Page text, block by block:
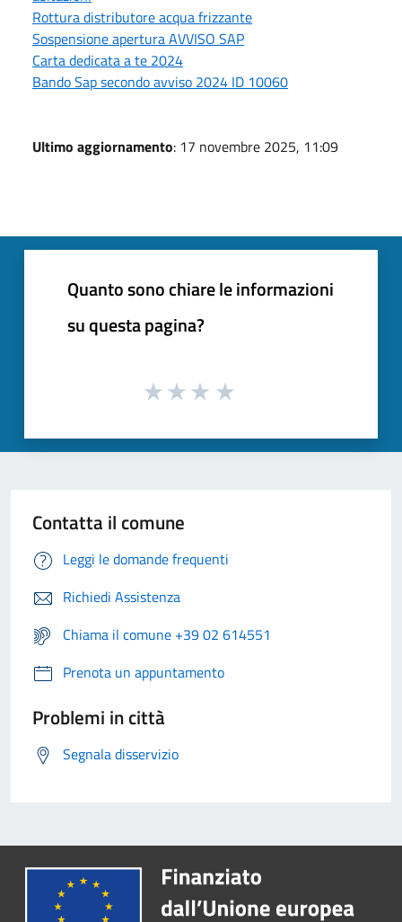
Rottura distributore acqua frizzante
Sospensione apertura AVVISO SAP
Carta dedicata a te 2024
Bando Sap secondo avviso 2024 ID 10060
Ultimo aggiornamento: 17 novembre 2025, 11:09
Quanto sono chiare le informazioni
su questa pagina?
Contatta il comune
Leggi le domande frequenti
Richiedi Assistenza
Chiama il comune +39 02 614551
Prenota un appuntamento
Problemi in città
Segnala disservizio